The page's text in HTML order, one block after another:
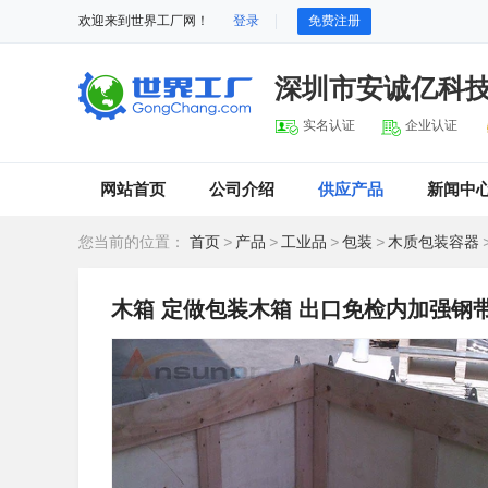
欢迎来到世界工厂网！ 登录 免费注册
深圳市安诚亿科
实名认证 企业认证
网站首页 公司介绍 供应产品 新闻中
您当前的位置： 首页 > 产品 > 工业品 >包装 > 木质包装容器
木箱 定做包装木箱 出口免检内加强钢